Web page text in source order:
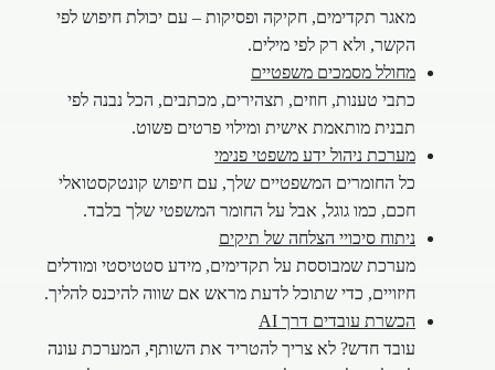
מאגר תקדימים, חקיקה ופסיקות – עם יכולת חיפוש לפי
הקשר, ולא רק לפי מילים.
מחולל מסמכים משפטיים
כתבי טענות, חוזים, תצהירים, מכתבים, הכל נבנה לפי
תבנית מותאמת אישית ומילוי פרטים פשוט.
מערכת ניהול ידע משפטי פנימי
כל החומרים המשפטיים שלך, עם חיפוש קונטקסטואלי
חכם, כמו גוגל, אבל על החומר המשפטי שלך בלבד.
ניתוח סיכויי הצלחה של תיקים
מערכת שמבוססת על תקדימים, מידע סטטיסטי ומודלים
חיזויים, כדי שתוכל לדעת מראש אם שווה להיכנס להליך.
הכשרת עובדים דרך AI
עובד חדש? לא צריך להטריד את השותף, המערכת עונה